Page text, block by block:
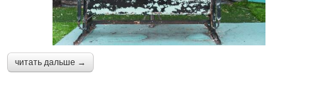
читать дальше →